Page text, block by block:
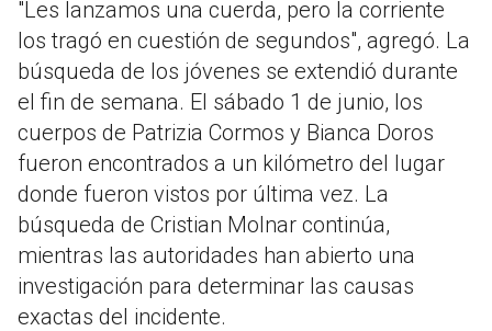
"Les lanzamos una cuerda, pero la corriente
los tragó en cuestión de segundos", agregó. La
búsqueda de los jóvenes se extendió durante
el fin de semana. El sábado 1 de junio, los
cuerpos de Patrizia Cormos y Bianca Doros
fueron encontrados a un kilómetro del lugar
donde fueron vistos por última vez. La
búsqueda de Cristian Molnar continúa,
mientras las autoridades han abierto una
investigación para determinar las causas
exactas del incidente.